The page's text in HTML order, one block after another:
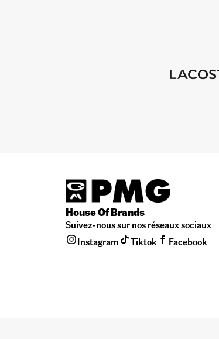
House Of Brands
Suivez-nous sur nos réseaux sociaux
Instagram
Tiktok Facebook